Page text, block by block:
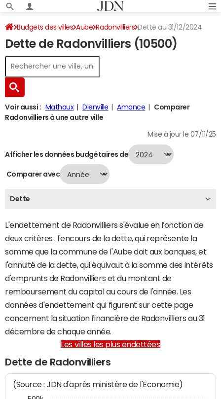
Budgets des villes Aube Radonvilliers Dette au 31/12/2024
Dette de Radonvilliers (10500)
Voir aussi : Mathaux Dienville Amance
Comparer
Radonvilliers à une autre ville
Mise à jour le 07/11/25
Afficher les données budgétaires de
Comparer avec
Dette
L'endettement de Radonvilliers s'évalue en fonction de
deux critères : l'encours de la dette, qui représente la
somme que la commune de l'Aube doit aux banques, et
l'annuité de la dette, qui équivaut à la somme des intérêts
d'emprunts de Radonvilliers et du montant de
remboursement du capital au cours de l'année. Les
données d'endettement qui figurent sur cette page
concernent la situation financière de Radonvilliers au 31
décembre de chaque année.
Les villes les plus endettées
Dette de Radonvilliers
(Source : JDN d'après ministère de l'Economie)